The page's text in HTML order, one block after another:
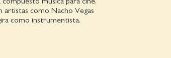
artistas como Nacho Vegas
como instrumentista.